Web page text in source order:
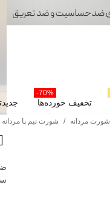
تخفیف خورده‌ها
70%-
شورت مردانه / شورت نیم پا مردانه